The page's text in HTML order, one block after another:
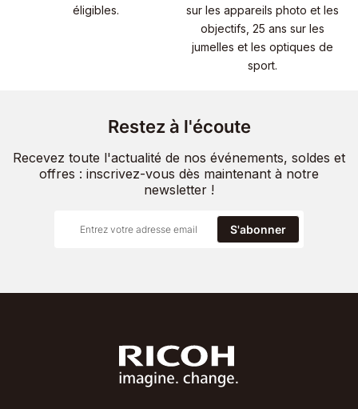
éligibles.
sur les appareils photo et les
objectifs, 25 ans sur les
jumelles et les optiques de
sport.
Restez à l'écoute
Recevez toute l'actualité de nos événements, soldes et
offres : inscrivez-vous dès maintenant à notre
newsletter !
S'abonner